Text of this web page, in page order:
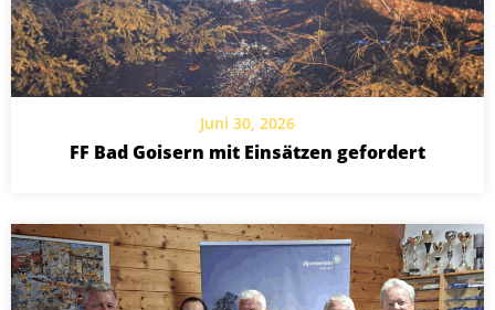
Juni 30, 2026
FF Bad Goisern mit Einsätzen gefordert